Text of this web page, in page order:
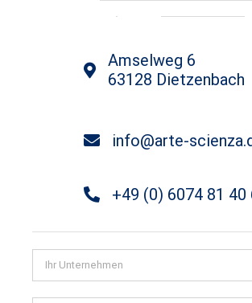
Amselweg 6
63128 Dietzenbach
info@arte-
+49 (0) 6074 81 40